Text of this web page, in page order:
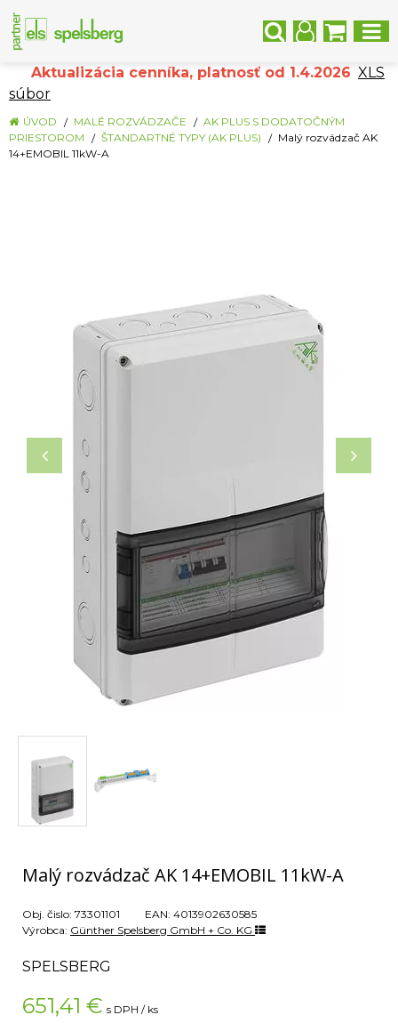
Aktualizácia cenníka, platnosť od 1.4.2026 XLS
súbor
ÚVOD MALÉ ROZVÁDZAČE
AK PLUS S DODATOČNÝM
PRIESTOROM
ŠTANDARTNÉ TYPY (AK PLUS)
Malý rozvádzač AK
14+EMOBIL 11kW-A
Malý rozvádzač AK 14+EMOBIL 11kW-A
Obj. čislo: 73301101 EAN: 4013902630585
Výrobca: Günther Spelsberg GmbH + Co. KG
SPELSBERG
651,41 € s DPH / ks